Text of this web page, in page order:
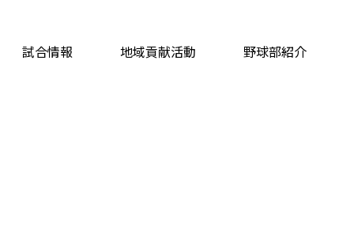
試合情報 地域貢献活動 野球部紹介